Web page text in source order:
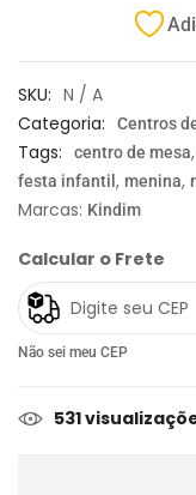
SKU: N / A
Categoria:
Centros
Tags: centro de mesa,
festa infantil , menina,
Marcas: Kindim
Calcular o Frete
Não sei meu CEP
531